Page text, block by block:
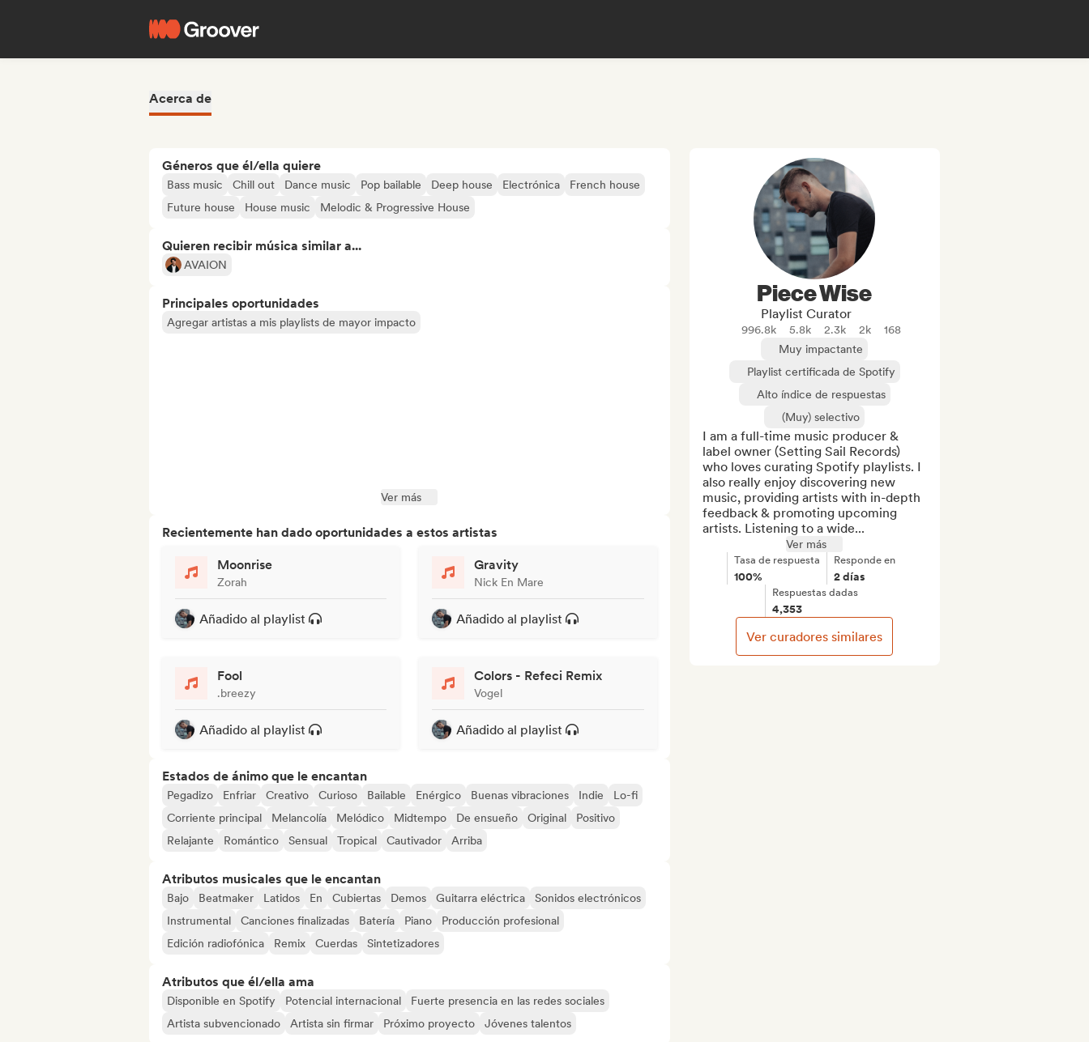
Acerca de
Géneros que él/ella quiere
Bass music Chill out Dance music Pop bailable Deep house Electrónica
French house
Future house
House music Melodic & Progressive House
Quieren recibir música similar a...
AVAION
Principales oportunidades
Agregar artistas a mis playlists de mayor impacto
Ver más
Recientemente han dado oportunidades a estos artistas
Moonrise
Zorah
Añadido al playlist
Gravity
Nick En Mare
Añadido al playlist
Fool
.breezy
Añadido al playlist
Colors - Refeci Remix
Vogel
Añadido al playlist
Estados de ánimo que le encantan
Pegadizo Enfriar Creativo Curioso Bailable Enérgico Buenas vibraciones Indie
Lo-fi
Corriente principal
Melancolía Melódico Midtempo De ensueño Original
Positivo
Relajante
Romántico Sensual Tropical Cautivador Arriba
Atributos musicales que le encantan
Bajo Beatmaker Latidos En Cubiertas Demos Guitarra eléctrica
Sonidos electrónicos
Instrumental
Canciones finalizadas Batería Piano
Producción profesional
Edición radiofónica
Remix Cuerdas Sintetizadores
Atributos que él/ella ama
Disponible en Spotify Potencial internacional
Fuerte presencia en las redes sociales
Artista subvencionado
Artista sin firmar Próximo proyecto Jóvenes talentos
Piece Wise
Playlist Curator
996.8k 5.8k 2.3k 2k
168
Muy impactante
Playlist certificada de Spotify
Alto índice de respuestas
(Muy) selectivo
I am a full-time music producer &
label owner (Setting Sail Records)
who loves curating Spotify playlists. I
also really enjoy discovering new
music, providing artists with in-depth
feedback & promoting upcoming
artists. Listening to a wide...
Ver más
Tasa de respuesta
100%
Responde en
2 días
Respuestas dadas
4,353
Ver curadores similares